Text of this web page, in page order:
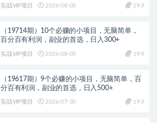
实战VIP项目 2026-08-05 19.9
（19714期）10个必赚的小项目，无脑简单，
百分百有利润，副业的首选，日入300+
实战VIP项目 2026-08-05 19.9
（19617期）9个必赚的小项目，无脑简单，百
分百有利润，副业的首选，日入500+
实战VIP项目 2026-07-30 19.9